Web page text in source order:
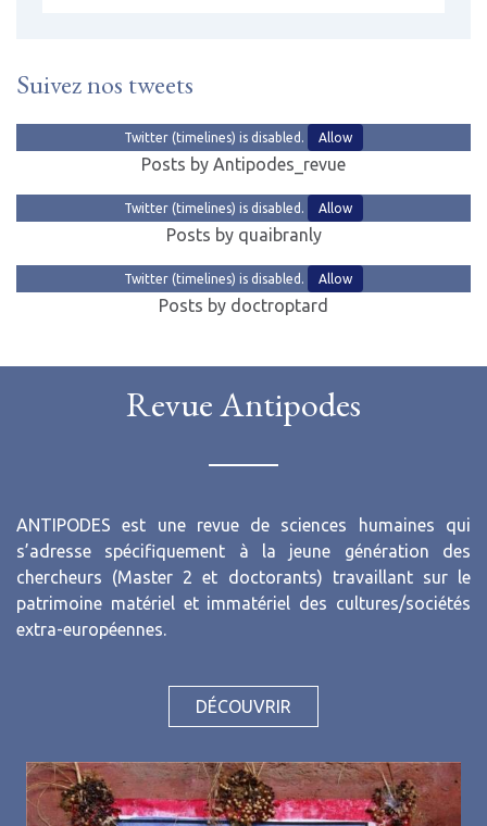
Suivez nos tweets
Twitter (timelines) is disabled. Allow
Posts by Antipodes_revue
Twitter (timelines) is disabled. Allow
Posts by quaibranly
Twitter (timelines) is disabled. Allow
Posts by doctroptard
Revue Antipodes
ANTIPODES est une revue de sciences humaines qui
s’adresse spécifiquement à la jeune génération des
chercheurs (Master 2 et doctorants) travaillant sur le
patrimoine matériel et immatériel des cultures/sociétés
extra-européennes.
DÉCOUVRIR